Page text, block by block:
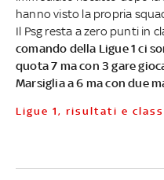
hanno visto la propria
Il Psg resta a zero punti in
comando della Ligue 1 ci
quota 7 ma con 3 gare
Marsiglia a 6 ma con due
Ligue 1, risultati e